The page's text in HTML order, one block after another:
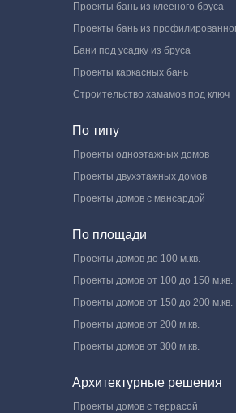
Проекты бань из клееного бруса
Проекты бань из
Бани под усадку из бруса
Проекты каркасных бань
Строительство хамамов под ключ
По типу
Проекты одноэтажных домов
Проекты двухэтажных домов
Проекты домов с мансардой
По площади
Проекты домов до 100 м.кв.
Проекты домов от 100 до 150 м.кв.
Проекты домов от 150 до 200 м.кв.
Проекты домов от 200 м.кв.
Проекты домов от 300 м.кв.
Архитектурные решения
Проекты домов с террасой